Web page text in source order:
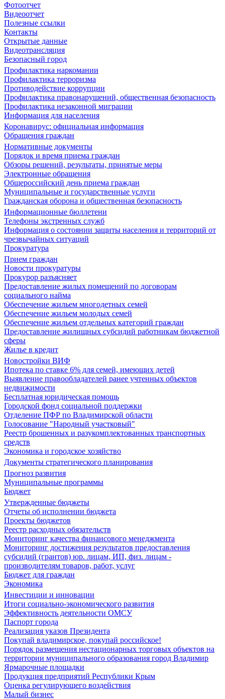
Фотоотчет
Видеоотчет
Полезные ссылки
Контакты
Открытые данные
Видеотрансляция
Безопасный город
Профилактика наркомании
Профилактика терроризма
Противодействие коррупции
Профилактика правонарушений, общественная безопасность
Профилактика незаконной миграции
Информация для населения
Коронавирус: официальная информация
Обращения граждан
Нормативные документы
Порядок и время приема граждан
Обзоры решений, результаты, принятые меры
Электронные обращения
Общероссийский день приема граждан
Муниципальные и государственные услуги
Гражданская оборона и общественная безопасность
Информационные бюллетени
Телефоны экстренных служб
Информация о состоянии защиты населения и территорий от
чрезвычайных ситуаций
Прокуратура
Прием граждан
Новости прокуратуры
Прокурор разъясняет
Предоставление жилых помещений по договорам
социального найма
Обеспечение жильем многодетных семей
Обеспечение жильем молодых семей
Обеспечение жильем отдельных категорий граждан
Предоставление жилищных субсидий работникам бюджетной
сферы
Жилье в кредит
Новостройки ВИФ
Ипотека по ставке 6% для семей, имеющих детей
Выявление правообладателей ранее учтенных объектов
недвижимости
Бесплатная юридическая помощь
Городской фонд социальной поддержки
Отделение ПФР по Владимирской области
Голосование "Народный участковый"
Реестр брошенных и разукомплектованных транспортных
средств
Экономика и городское хозяйство
Документы стратегического планирования
Прогноз развития
Муниципальные программы
Бюджет
Утвержденные бюджеты
Отчеты об исполнении бюджета
Проекты бюджетов
Реестр расходных обязательств
Мониторинг качества финансового менеджмента
Мониторинг достижения результатов предоставления
субсидий (грантов) юр. лицам, ИП, физ. лицам -
производителям товаров, работ, услуг
Бюджет для граждан
Экономика
Инвестиции и инновации
Итоги социально-экономического развития
Эффективность деятельности ОМСУ
Паспорт города
Реализация указов Президента
Покупай владимирское, покупай российское!
Порядок размещения нестационарных торговых объектов на
территории муниципального образования город Владимир
Ярмарочные площадки
Продукция предприятий Республики Крым
Оценка регулирующего воздействия
Малый бизнес